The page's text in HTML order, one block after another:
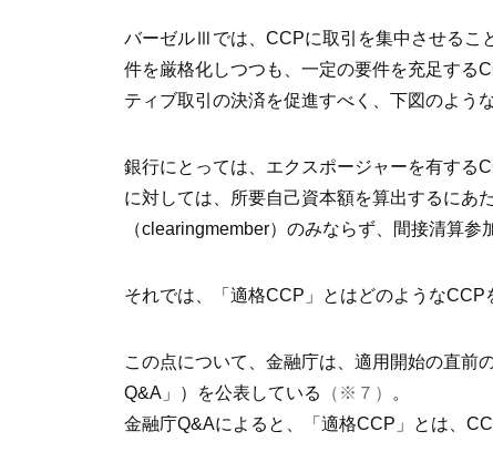
バーゼルⅢでは、CCPに取引を集中させるこ
件を厳格化しつつも、一定の要件を充足する
ティブ取引の決済を促進すべく、下図のよう
銀行にとっては、エクスポージャーを有する
に対しては、所要自己資本額を算出するにあ
（clearingmember）のみならず、間接清算
それでは、「適格CCP」とはどのようなCCP
この点について、金融庁は、適用開始の直前
Q&A」）を公表している
（※７）
。
金融庁Q&Aによると、「適格CCP」とは、